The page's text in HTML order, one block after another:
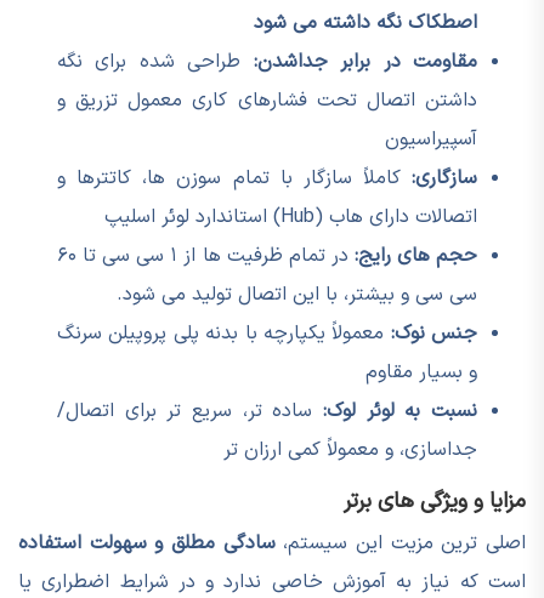
اصطکاک نگه داشته می شود
مقاومت در برابر جداشدن: طراحی شده برای نگه
داشتن اتصال تحت فشارهای کاری معمول تزریق و
آسپیراسیون
سازگاری: کاملاً سازگار با تمام سوزن ها، کاتترها و
اتصالات دارای هاب (Hub) استاندارد لوئر اسلیپ
حجم های رایج:
در تمام ظرفیت ها از ۱ سی سی تا ۶۰
سی سی و بیشتر، با این اتصال تولید می شود.
جنس نوک: معمولاً یکپارچه با بدنه پلی پروپیلن سرنگ
و بسیار مقاوم
نسبت به لوئر لوک: ساده تر، سریع تر برای اتصال/
جداسازی، و معمولاً کمی ارزان تر
مزایا و ویژگی های برتر
اصلی ترین مزیت این سیستم،سادگی مطلق و سهولت استفاده
است که نیاز به آموزش خاصی ندارد و در شرایط اضطراری یا